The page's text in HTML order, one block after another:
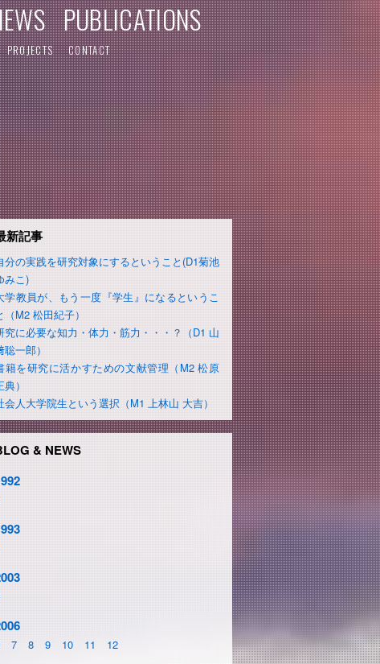
PUBLICATIONS
PROJECTS CONTACT
新記事
分の実践を研究対象にするということ(D1菊池
みこ)
学教員が、もう一度『学生』になるというこ
（M2 松田紀子）
究に必要な知力・体力・筋力・・・？（D1 山
聡一郎）
籍を研究に活かすための文献管理（M2 松原
典）
会人大学院生という選択（M1 上林山 大吉）
& NEWS
7 8 9 10 11 12